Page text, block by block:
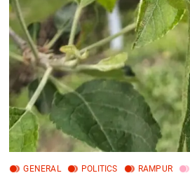
GENERAL POLITICS RAMPUR